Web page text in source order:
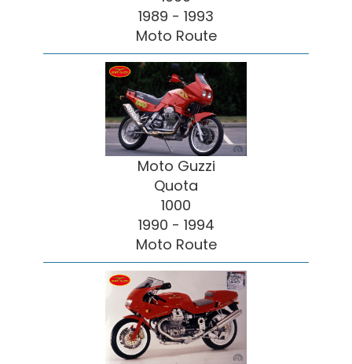
1989 - 1993
Moto Route
Moto Guzzi
Quota
1000
1990 - 1994
Moto Route